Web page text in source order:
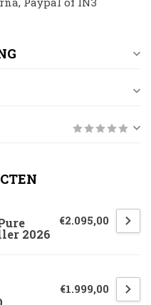
2026
€2.095,00
€1.999,00